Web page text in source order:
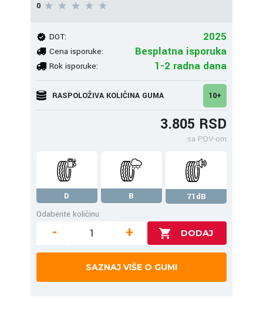
0
DOT: 2025
Cena isporuke: Besplatna isporuka
Rok isporuke: 1-2 radna dana
RASPOLOŽIVA KOLIČINA GUMA 10+
3.805 RSD
sa PDV-om
D B
71dB
Odaberite količinu
- +
SAZNAJ VIŠE O GUMI